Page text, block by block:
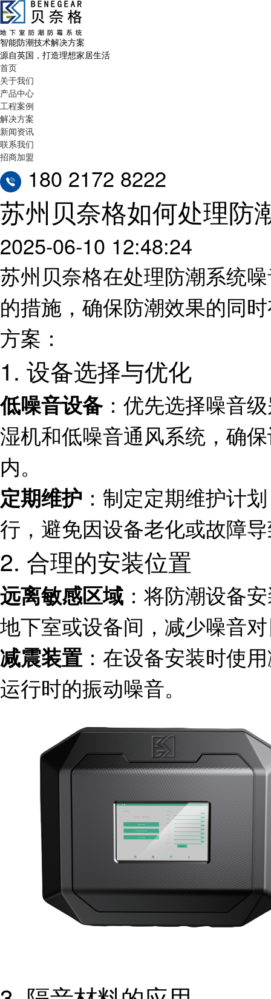
智能防潮技术解决方案
源自英国，打造理想家居生活
首页
关于我们
产品中心
工程案例
解决方案
新闻资讯
联系我们
招商加盟
180 2172 8222
苏州贝奈格如何处理防
2025-06-10 12:48:24
苏州贝奈格在处理防潮系统
的措施，确保防潮效果的同
方案：
1. 设备选择与优化
低噪音设备：优先选择噪音
湿机和低噪音通风系统，确
内。
定期维护 ：制定定期维护计
行，避免因设备老化或故障
2. 合理的安装位置
远离敏感区域 ：将防潮设备
地下室或设备间，减少噪音
减震装置 ：在设备安装时使
运行时的振动噪音。